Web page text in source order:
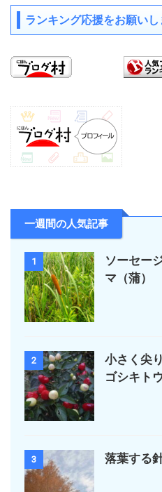
ランキング応援をお願いし
一週間の人気記事
1
ソーセー
マ（蒲）
2
小さく尖
ゴシキト
3 落葉する